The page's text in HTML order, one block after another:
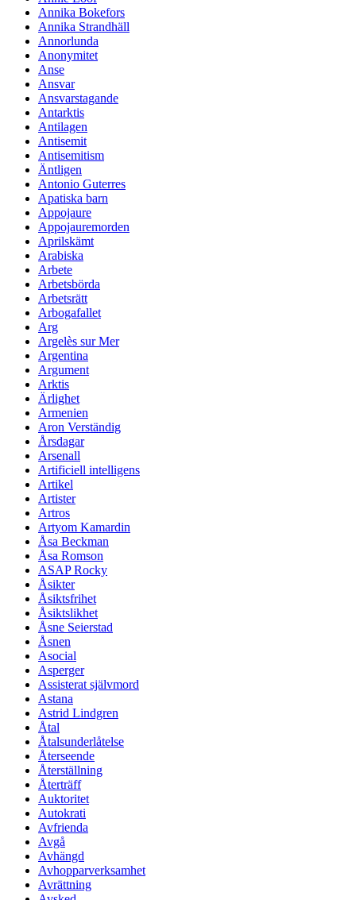
Annika Bokefors
Annika Strandhäll
Annorlunda
Anonymitet
Anse
Ansvar
Ansvarstagande
Antarktis
Antilagen
Antisemit
Antisemitism
Äntligen
Antonio Guterres
Apatiska barn
Appojaure
Appojauremorden
Aprilskämt
Arabiska
Arbete
Arbetsbörda
Arbetsrätt
Arbogafallet
Arg
Argelès sur Mer
Argentina
Argument
Arktis
Ärlighet
Armenien
Aron Verständig
Årsdagar
Arsenall
Artificiell intelligens
Artikel
Artister
Artros
Artyom Kamardin
Åsa Beckman
Åsa Romson
ASAP Rocky
Åsikter
Åsiktsfrihet
Åsiktslikhet
Åsne Seierstad
Åsnen
Asocial
Asperger
Assisterat självmord
Astana
Astrid Lindgren
Åtal
Åtalsunderlåtelse
Återseende
Återställning
Återträff
Auktoritet
Autokrati
Avfrienda
Avgå
Avhängd
Avhopparverksamhet
Avrättning